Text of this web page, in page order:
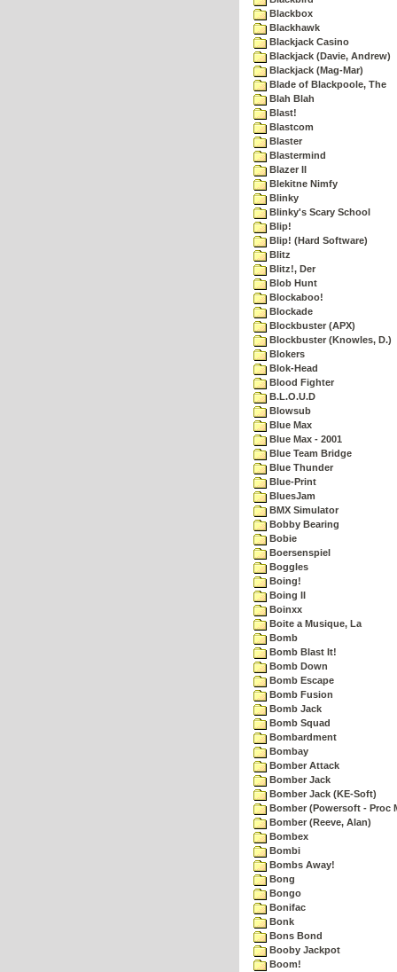
Blackbox
Blackhawk
Blackjack Casino
Blackjack (Davie, Andrew)
Blackjack (Mag-Mar)
Blade of Blackpoole, The
Blah Blah
Blast!
Blastcom
Blaster
Blastermind
Blazer II
Blekitne Nimfy
Blinky
Blinky's Scary School
Blip!
Blip! (Hard Software)
Blitz
Blitz!, Der
Blob Hunt
Blockaboo!
Blockade
Blockbuster (APX)
Blockbuster (Knowles, D.)
Blokers
Blok-Head
Blood Fighter
B.L.O.U.D
Blowsub
Blue Max
Blue Max - 2001
Blue Team Bridge
Blue Thunder
Blue-Print
BluesJam
BMX Simulator
Bobby Bearing
Bobie
Boersenspiel
Boggles
Boing!
Boing II
Boinxx
Boite a Musique, La
Bomb
Bomb Blast It!
Bomb Down
Bomb Escape
Bomb Fusion
Bomb Jack
Bomb Squad
Bombardment
Bombay
Bomber Attack
Bomber Jack
Bomber Jack (KE-Soft)
Bomber (Powersoft - Proc
Bomber (Reeve, Alan)
Bombex
Bombi
Bombs Away!
Bong
Bongo
Bonifac
Bonk
Bons Bond
Booby Jackpot
Boom!